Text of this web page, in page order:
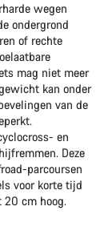
wegen
ondergrond
of rechte
mag niet meer
kan onder
van de
en
Deze
parcoursen
voor korte tijd
20 cm hoog.